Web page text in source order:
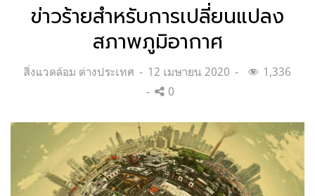
ข่าวร้ายสำหรับการเปลี่ยนแปลง
สภาพภูมิอากาศ
Categories:
สิ่งแวดล้อม ต่างประเทศ
Posted
on
12 เมษายน 2020
1,336
0